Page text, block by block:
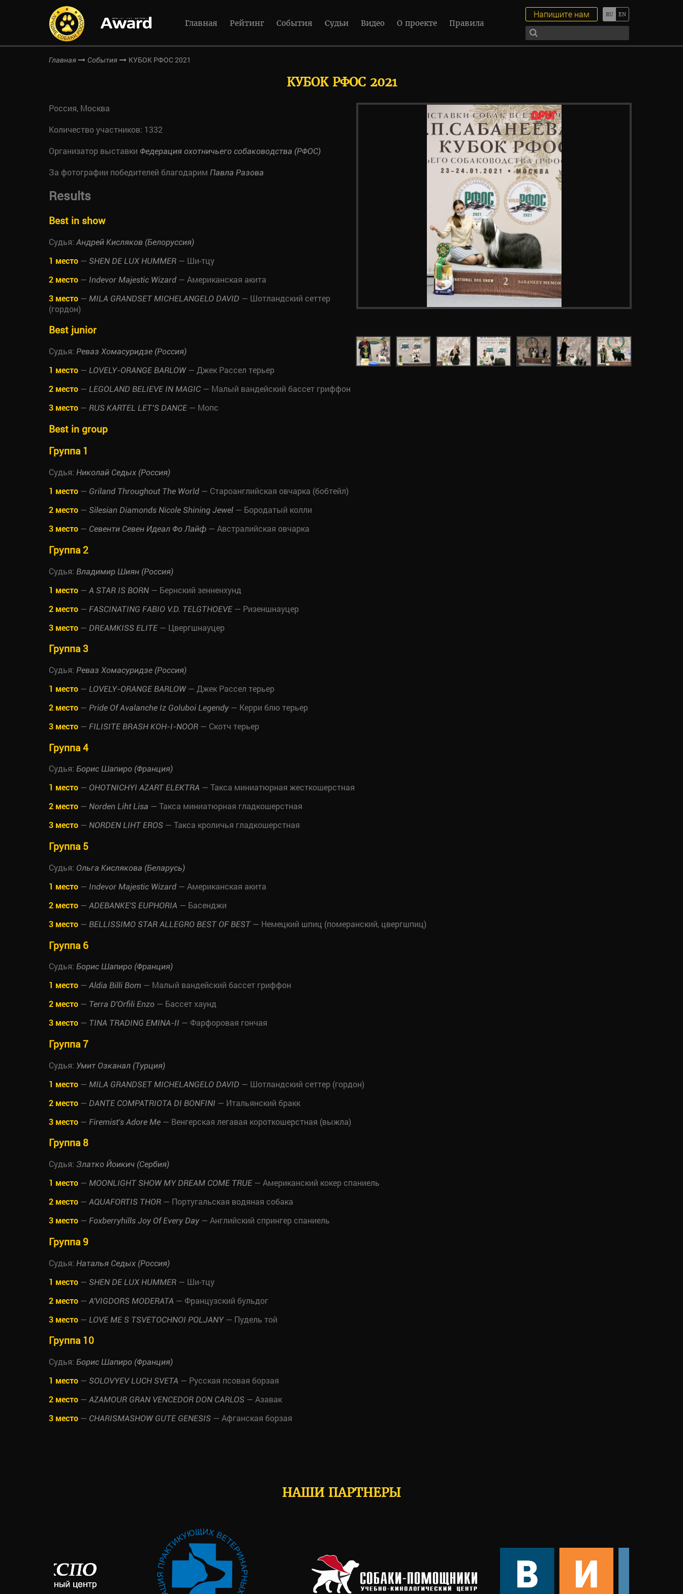
Главная Рейтинг События Судьи Видео О проекте Правила
Напишите нам
Главная События КУБОК РФОС 2021
КУБОК РФОС 2021
Россия, Москва
Количество участников: 1332
Организатор выставки Федерация охотничьего собаководства (РФОС)
За фотографии победителей благодарим Павла Разова
Results
Best in show
Судья: Андрей Кисляков (Белоруссия)
1 место — SHEN DE LUX HUMMER — Ши-тцу
2 место — Indevor Majestic Wizard — Американская акита
3 место — MILA GRANDSET MICHELANGELO DAVID — Шотландский сеттер
(гордон)
Best junior
Судья: Реваз Хомасуридзе (Россия)
1 место — LOVELY-ORANGE BARLOW— Джек Рассел терьер
2 место — LEGOLAND BELIEVE IN MAGIC — Малый вандейский бассет гриффон
3 место — RUS KARTEL LET’S DANCE — Мопс
Best in group
Группа 1
Судья: Николай Седых (Россия)
1 место — Griland Throughout The World — Староанглийская овчарка (бобтейл)
2 место — Silesian Diamonds Nicole Shining Jewel — Бородатый колли
3 место — Севенти Севен Идеал Фо Лайф — Австралийская овчарка
Группа 2
Судья: Владимир Шиян (Россия)
1 место — A STAR IS BORN — Бернский зенненхунд
2 место — FASCINATING FABIO V.D. TELGTHOEVE — Ризеншнауцер
3 место — DREAMKISS ELITE — Цвергшнауцер
Группа 3
Судья: Реваз Хомасуридзе (Россия)
1 место — LOVELY-ORANGE BARLOW— Джек Рассел терьер
2 место — Pride Of Avalanche Iz Goluboi Legendy — Керри блю терьер
3 место — FILISITE BRASH KOH-I-NOOR — Скотч терьер
Группа 4
Судья: Борис Шапиро (Франция)
1 место — OHOTNICHYI AZART ELEKTRA — Такса миниатюрная жесткошерстная
2 место — Norden Liht Lisa — Такса миниатюрная гладкошерстная
3 место — NORDEN LIHT EROS — Такса кроличья гладкошерстная
Группа 5
Судья: Ольга Кислякова (Беларусь)
1 место — Indevor Majestic Wizard — Американская акита
2 место — ADEBANKE'S EUPHORIA — Басенджи
3 место — BELLISSIMO STAR ALLEGRO BEST OF BEST— Немецкий шпиц (померанский, цвергшпиц)
Группа 6
Судья: Борис Шапиро (Франция)
1 место — Aldia Billi Bom — Малый вандейский бассет гриффон
2 место — Terra D'Orfili Enzo — Бассет хаунд
3 место — TINA TRADING EMINA-II — Фарфоровая гончая
Группа 7
Судья: Умит Озканал (Турция)
1 место — MILA GRANDSET MICHELANGELO DAVID — Шотландский сеттер (гордон)
2 место — DANTE COMPATRIOTA DI BONFINI — Итальянский бракк
3 место — Firemist's Adore Me — Венгерская легавая короткошерстная (выжла)
Группа 8
Судья: Златко Йоикич (Сербия)
1 место — MOONLIGHT SHOW MY DREAM COME TRUE — Американский кокер спаниель
2 место — AQUAFORTIS THOR — Португальская водяная собака
3 место — Foxberryhills Joy Of Every Day — Английский спрингер спаниель
Группа 9
Судья: Наталья Седых (Россия)
1 место — SHEN DE LUX HUMMER — Ши-тцу
2 место — A'VIGDORS MODERATA — Французский бульдог
3 место — LOVE ME S TSVETOCHNOI POLJANY— Пудель той
Группа 10
Судья: Борис Шапиро (Франция)
1 место — SOLOVYEV LUCH SVETA — Русская псовая борзая
2 место — AZAMOUR GRAN VENCEDOR DON CARLOS — Азавак
3 место — CHARISMASHOW GUTE GENESIS — Афганская борзая
НАШИ ПАРТНЕРЫ